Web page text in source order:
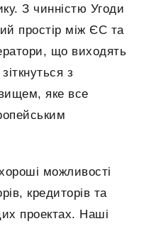
З чинністю Угоди
простір між ЄС та
що виходять
з
яке все
можливості
кредиторів та
проектах. Наші